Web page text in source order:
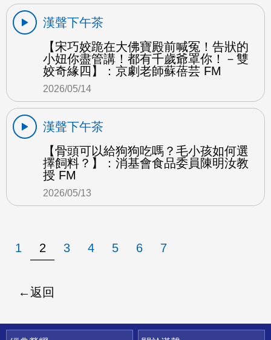
漢聲下午茶
【宋巧姣跪在大佛寶殿前喊冤！告狀的
小妞你盡管講！都有千歲爺罩你！－雙
姣奇緣四】：京劇老師蘇蓓芸 FM
2026/05/14
漢聲下午茶
【骨頭可以給狗狗吃嗎？毛小孩如何選
擇飼料？】：消基會食品委員陳明汝教
授 FM
2026/05/13
1 2 3 4 5 6 7
返回